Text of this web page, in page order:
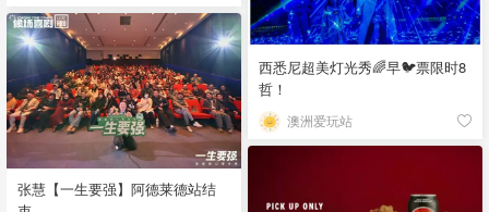
西悉尼超美灯光秀🌈早🐦票限时8
哲！
澳洲爱玩站
张慧【一生要强】阿德莱德站结